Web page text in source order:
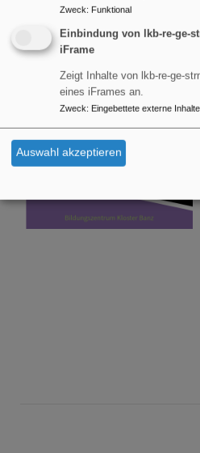
Zweck: Funktional
Einbindung von lkb-re-ge-
iFrame
Zeigt Inhalte von lkb-re-ge-
eines iFrames an.
Zweck: Eingebettete externe Inhalte
Auswahl akzeptieren